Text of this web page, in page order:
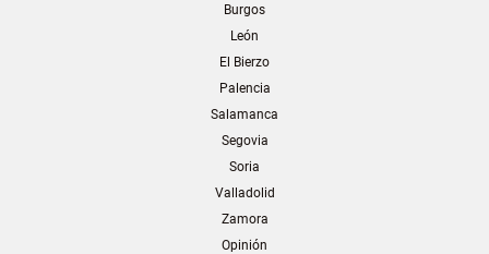
Burgos
León
El Bierzo
Palencia
Salamanca
Segovia
Soria
Valladolid
Zamora
Opinión